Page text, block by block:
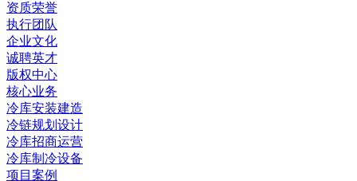
资质荣誉
执行团队
企业文化
诚聘英才
版权中心
核心业务
冷库安装建造
冷链规划设计
冷库招商运营
冷库制冷设备
项目案例